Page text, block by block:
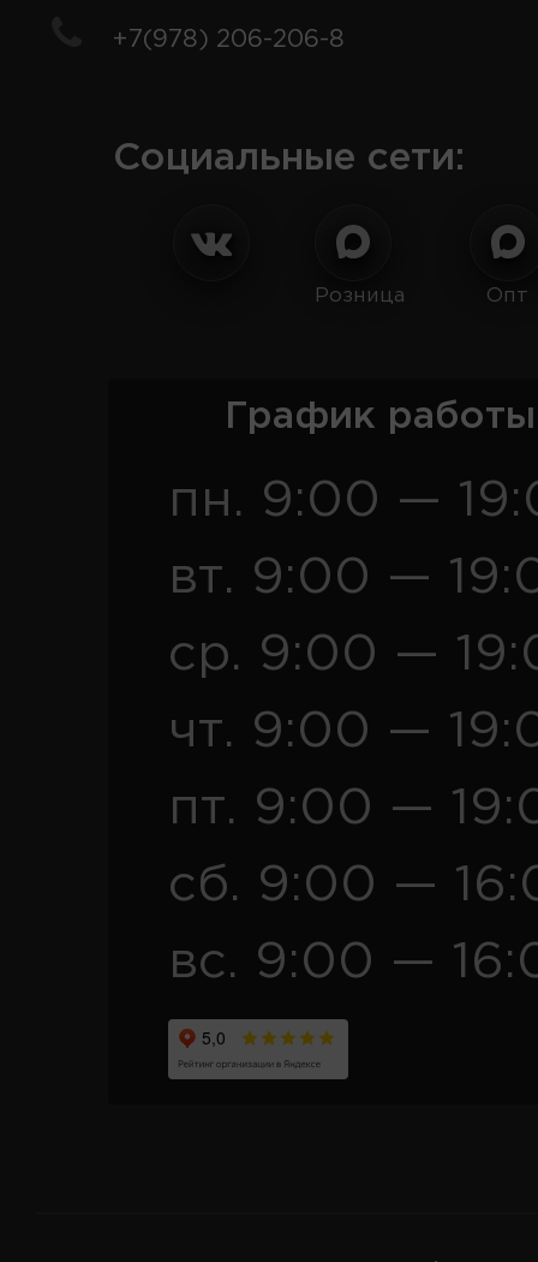
+7(978) 206-206-8
Социальные сети:
Розница Опт
График
пн. 9:00 —
вт. 9:00 —
ср. 9:00 —
чт. 9:00 —
пт. 9:00 —
сб. 9:00 —
вс. 9:00 —